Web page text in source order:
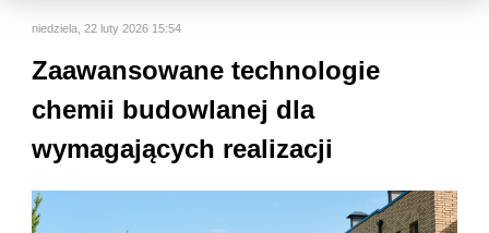
niedziela, 22 luty 2026 15:54
Zaawansowane technologie
chemii budowlanej dla
wymagających realizacji